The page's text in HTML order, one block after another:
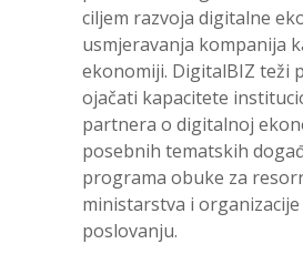
ciljem razvoja digitalne
usmjeravanja kompanija
ekonomiji. DigitalBIZ teži
ojačati kapacitete
partnera o digitalnoj
posebnih tematskih
programa obuke za
ministarstva i
poslovanju.